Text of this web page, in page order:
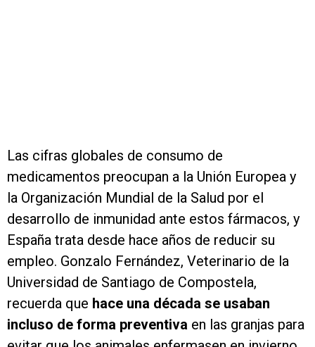
Las cifras globales de consumo de
medicamentos preocupan a la Unión Europea y
la Organización Mundial de la Salud por el
desarrollo de inmunidad ante estos fármacos, y
España trata desde hace años de reducir su
empleo. Gonzalo Fernández, Veterinario de la
Universidad de Santiago de Compostela,
recuerda que hace una década se usaban
incluso de forma preventiva en las granjas para